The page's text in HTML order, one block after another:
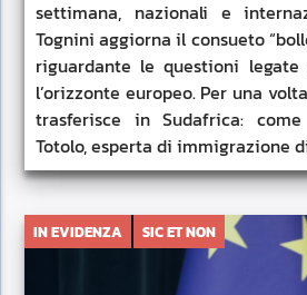
settimana, nazionali e
Tognini aggiorna il consueto
riguardante le questioni legate
l’orizzonte europeo. Per una
trasferisce in Sudafrica:
Totolo, esperta di immigrazione
IN EVIDENZA SIC ET NON